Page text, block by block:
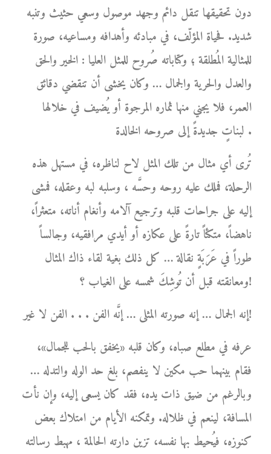
دون تحقيقها تنقل دائم وجهد موصول وسعي حثيث وتنبه
شديد. فحياة المؤلّف، في مبادئه وأهدافه ومساعيه، صورة
للمثالية المُطلقة ؛ وكتاباته صُروح للمثل العليا : الخير والحق
والعدل والحرية والجمال … وكان يخشى أن تنقضي دقائق
العمر، فلا يجني منها ثماره المرجوة أو يُضيف في خلالها
لبناتٍ جديدةً إلى صروحه الخالدة .
تُرى أي مثال من تلك المثل لاح لناظره، في مستهل هذه
الرحلة، فملك عليه روحه وحسَّه ، وسلبه لبه وعقله، فمشى
إليه على جراحات قلبه وترجيع آلامه وأنغام أناته، متعثراً،
ناهضاً، متكئاً تارةً على عكازه أو أيدي مرافقيه، وجالساً
طوراً في عَرَبَةٍ نقالة … كل ذلك بغية لقاء ذاك المثال
ومعانقته قبل أن تُوشِكَ شمسه على الغياب ؟!
إنه الجمال … إنه صورته المثلى … إنَّه الفن . . . الفن لا غير!
عرفه في مطلع صباه، وكان قلبه «يخفق بالحب للجمال»،
فقام بينهما حب مكين لا ينفصم، بلغ حد الوله والتدله …
وبالرغم من ضيق ذات يده، فقد كان يسعى إليه، وإن نأت
المسافة، لينعم في ظلاله. وتمكنه الأيام من امتلاك بعض
كنوزه، فيُحيط بها نفسه، تزين دارته الحالمة ، مهبط رسالته